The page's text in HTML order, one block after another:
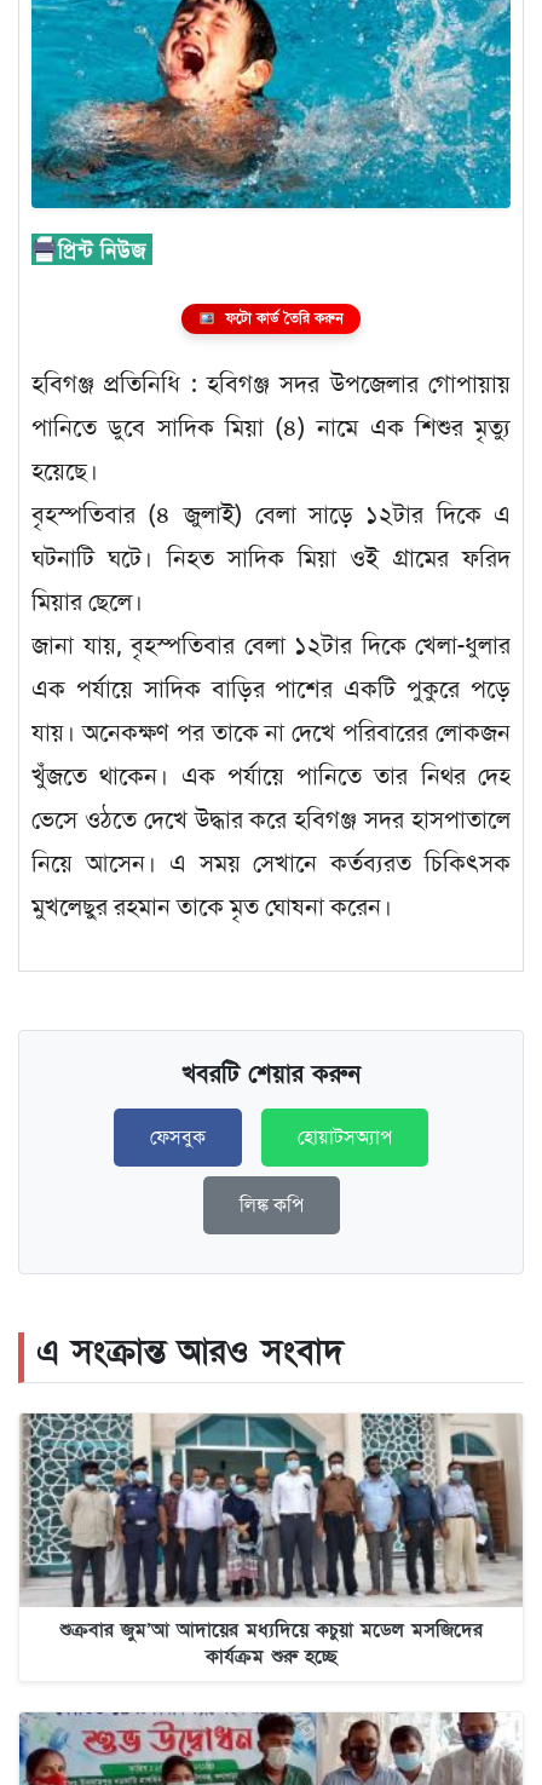
ফটো কার্ড তৈরি করুন
হবিগঞ্জ প্রতিনিধি : হবিগঞ্জ সদর উপজেলার গোপায়ায়
পানিতে ডুবে সাদিক মিয়া (৪) নামে এক শিশুর মৃত্যু
হয়েছে।
বৃহস্পতিবার (৪ জুলাই) বেলা সাড়ে ১২টার দিকে এ
ঘটনাটি ঘটে। নিহত সাদিক মিয়া ওই গ্রামের ফরিদ
মিয়ার ছেলে।
জানা যায়, বৃহস্পতিবার বেলা ১২টার দিকে খেলা-ধুলার
এক পর্যায়ে সাদিক বাড়ির পাশের একটি পুকুরে পড়ে
যায়। অনেকক্ষণ পর তাকে না দেখে পরিবারের লোকজন
খুঁজতে থাকেন। এক পর্যায়ে পানিতে তার নিথর দেহ
ভেসে ওঠতে দেখে উদ্ধার করে হবিগঞ্জ সদর হাসপাতালে
নিয়ে আসেন। এ সময় সেখানে কর্তব্যরত চিকিৎসক
মুখলেছুর রহমান তাকে মৃত ঘোষনা করেন।
খবরটি শেয়ার করুন
ফেসবুক হোয়াটসঅ্যাপ
লিঙ্ক কপি
এ সংক্রান্ত আরও সংবাদ
শুক্রবার জুম’আ আদায়ের মধ্যদিয়ে কচুয়া মডেল মসজিদের
কার্যক্রম শুরু হচ্ছে